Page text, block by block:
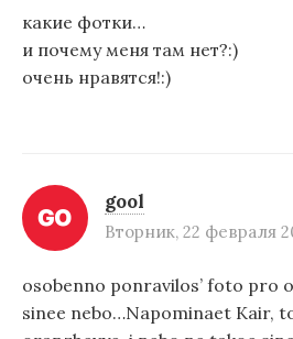
п
о
и
с
я
м
какие фотки…
и почему меня там нет?:)
очень нравятся!:)
gool
Вторник, 22 февраля
osobenno ponravilos’ foto pro
sinee nebo…Napominaet Kair,